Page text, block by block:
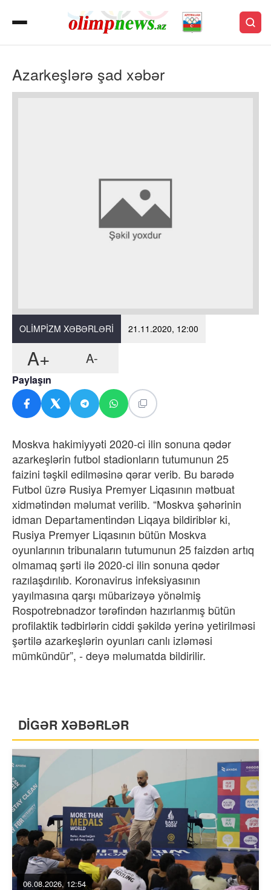
Azarkeşlərə şad xəbər
OLIMPIZM XƏBƏRLƏRI 21.11.2020, 12:00
A+ A-
Paylaşın
Moskva hakimiyyəti 2020-ci ilin sonuna qədər
azarkeşlərin futbol stadionların tutumunun 25
faizini təşkil edilməsinə qərar verib. Bu barədə
Futbol üzrə Rusiya Premyer Liqasının mətbuat
xidmətindən məlumat verilib. “Moskva şəhərinin
idman Departamentindən Liqaya bildiriblər ki,
Rusiya Premyer Liqasının bütün Moskva
oyunlarının tribunaların tutumunun 25 faizdən artıq
olmamaq şərti ilə 2020-ci ilin sonuna qədər
razılaşdırılıb. Koronavirus infeksiyasının
yayılmasına qarşı mübarizəyə yönəlmiş
Rospotrebnadzor tərəfindən hazırlanmış bütün
profilaktik tədbirlərin ciddi şəkildə yerinə yetirilməsi
şərtilə azarkeşlərin oyunları canlı izləməsi
mümkündür”, - deyə məlumatda bildirilir.
DİGƏR XƏBƏRLƏR
06.08.2026, 12:54